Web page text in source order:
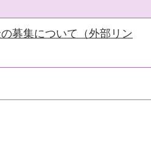
募集について（外部リン